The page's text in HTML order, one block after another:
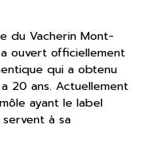
du Vacherin Mont-
ouvert officiellement
qui a obtenu
20 ans. Actuellement
ayant le label
à sa